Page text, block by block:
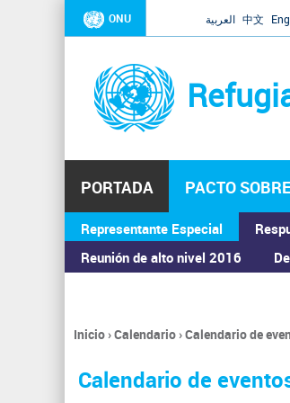
ONU العربية 中文
PORTADA PACTO
Representante Especial
Reunión de alto nivel 2016
ASAMBLEA GENERAL
Se
encuentra
usted
Inicio›Calendario›Calendario de
Calendario de